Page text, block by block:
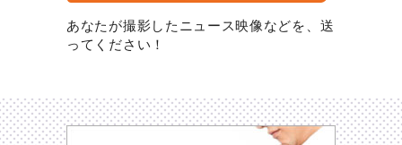
あなたが撮影したニュース映像などを、送
ってください！